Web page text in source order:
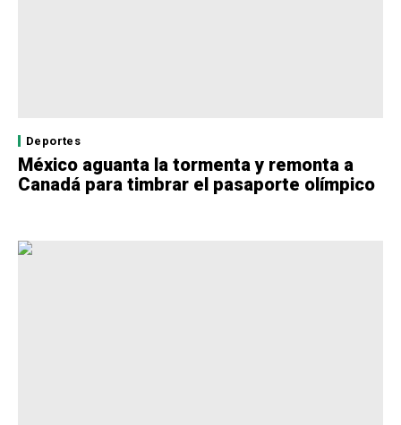
Deportes
México aguanta la tormenta y remonta a
Canadá para timbrar el pasaporte olímpico